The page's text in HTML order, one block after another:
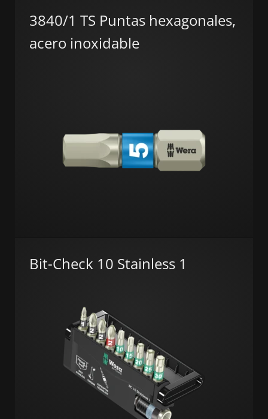
3840/1 TS Puntas hexagonales,
acero inoxidable
Bit-Check 10 Stainless 1